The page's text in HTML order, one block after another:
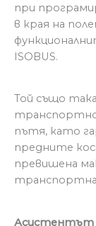
при
в края на
ISOBUS.
Той също
пътя, като
предните
превишена
транспортна
Асистентът